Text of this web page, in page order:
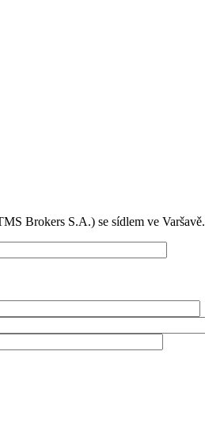
Brokers S.A.) se sídlem ve Varšavě.